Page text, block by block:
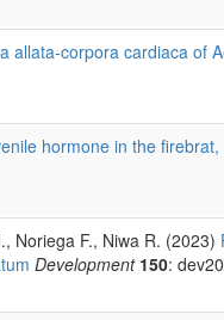
allata-corpora cardiaca of
hormone in the firebrat,
Noriega F., Niwa R. (2023)
Development 150: